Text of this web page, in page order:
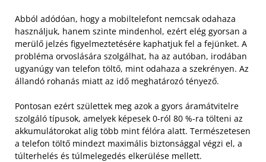
Abból adódóan, hogy a mobiltelefont nemcsak odahaza
használjuk, hanem szinte mindenhol, ezért elég gyorsan a
merülő jelzés figyelmeztetésére kaphatjuk fel a fejünket. A
probléma orvoslására szolgálhat, ha az autóban, irodában
ugyanúgy van telefon töltő, mint odahaza a szekrényen. Az
állandó rohanás miatt az idő meghatározó tényező.
Pontosan ezért születtek meg azok a gyors áramátvitelre
szolgáló típusok, amelyek képesek 0-ról 80 %-ra tölteni az
akkumulátorokat alig több mint félóra alatt. Természetesen
a telefon töltő mindezt maximális biztonsággal végzi el, a
túlterhelés és túlmelegedés elkerülése mellett.